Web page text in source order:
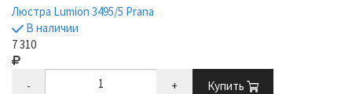
Люстра Lumion 3495/5 Prana
В наличии
7 310
- + Купить